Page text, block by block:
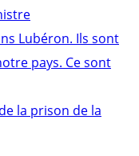
Lubéron. Ils sont
pays. Ce sont
la prison de la